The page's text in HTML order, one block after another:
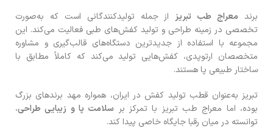
برند معراج طب تبریز از جمله تولیدکنندگانی است که به‌صورت
تخصصی در زمینه طراحی و تولید کفش‌های طبی فعالیت می‌کند. این
مجموعه با استفاده از جدیدترین دستگاه‌های قالب‌گیری و مشاوره
متخصصان ارتوپدی، کفش‌هایی تولید می‌کند که کاملاً مطابق با
ساختار طبیعی پا هستند.
تبریز به‌عنوان قطب تولید کفش در ایران، همواره مهد برندهای بزرگ
بوده، اما معراج طب تبریز با تمرکز بر سلامت پا و زیبایی طراحی،
توانسته در میان رقبا جایگاه خاصی پیدا کند.